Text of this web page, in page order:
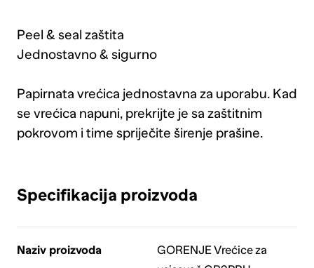
Peel & seal zaštita
Jednostavno & sigurno
Papirnata vrećica jednostavna za uporabu. Kad
se vrećica napuni, prekrijte je sa zaštitnim
pokrovom i time spriječite širenje prašine.
Specifikacija proizvoda
Naziv proizvoda
GORENJE Vrećice za